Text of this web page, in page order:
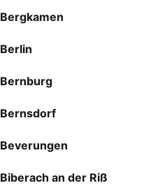
Bergkamen
Berlin
Bernburg
Bernsdorf
Beverungen
Biberach an der Riß